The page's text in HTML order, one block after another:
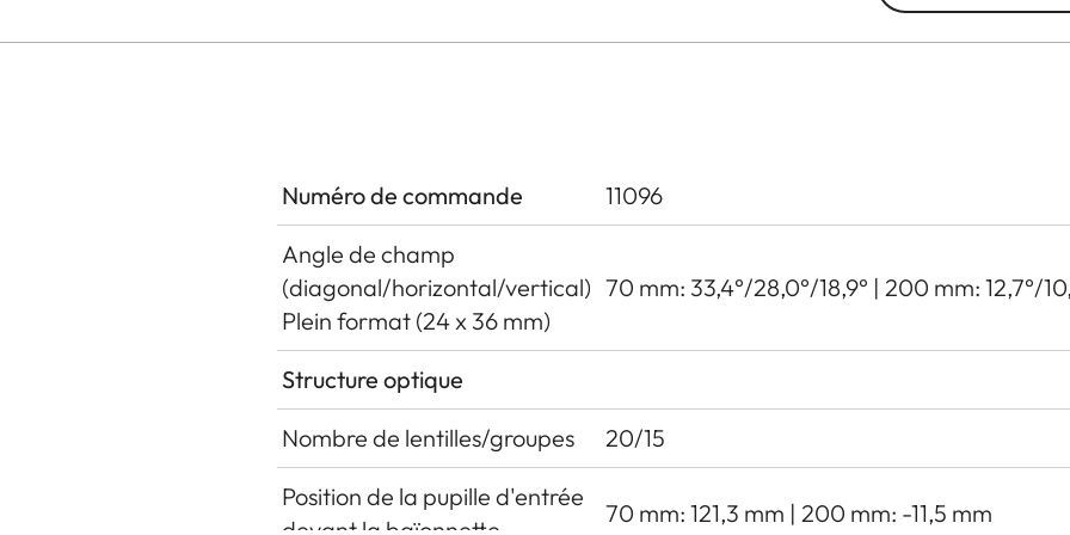
Numéro de commande
11096
Angle de champ
(diagonal/horizontal/vertical)
Plein format (24 x 36 mm)
70 mm: 33,4°/28,0°/18,9° | 200 mm: 12,7°/
Structure optique
Nombre de lentilles/groupes
20/15
Position de la pupille d'entrée
70 mm: 121,3 mm | 200 mm: -11,5 mm